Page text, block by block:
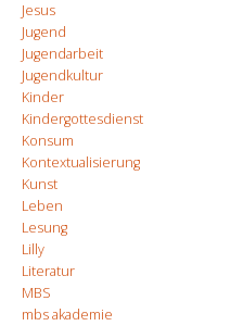
Jesus
Jugend
Jugendarbeit
Jugendkultur
Kinder
Kindergottesdienst
Konsum
Kontextualisierung
Kunst
Leben
Lesung
Lilly
Literatur
MBS
mbs akademie